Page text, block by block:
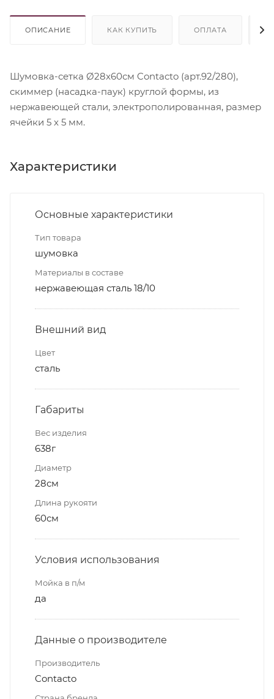
ОПИСАНИЕ КАК КУПИТЬ ОПЛАТА
Шумовка-сетка Ø28x60см Contacto (арт.92/280),
скиммер (насадка-паук) круглой формы, из
нержавеющей стали, электрополированная, размер
ячейки 5 x 5 мм.
Характеристики
Основные характеристики
Тип товара
шумовка
Материалы в составе
нержавеющая сталь 18/10
Внешний вид
Цвет
сталь
Габариты
Вес изделия
638г
Диаметр
28см
Длина рукояти
60см
Условия использования
Мойка в п/м
да
Данные о производителе
Производитель
Contacto